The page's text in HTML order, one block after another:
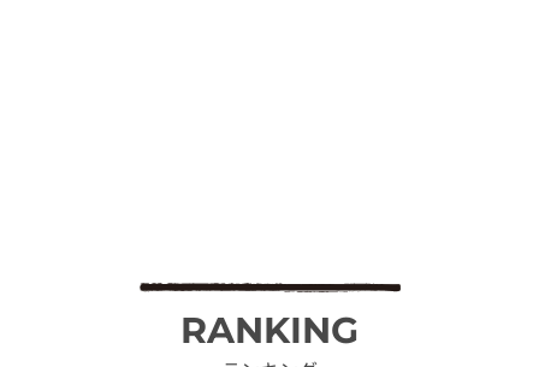
RANKING